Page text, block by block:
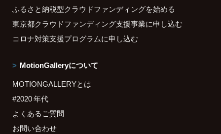
ふるさと納税型クラウドファンディングを始める
東京都クラウドファンディング支援事業に申し込む
コロナ対策支援プログラムに申し込む
MotionGalleryについて
MOTIONGALLERYとは
#2020 年代
よくあるご質問
お問い合わせ